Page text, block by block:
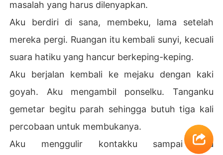
masalah yang harus dilenyapkan.
Aku berdiri di sana, membeku, lama setelah
mereka pergi. Ruangan itu kembali sunyi, kecuali
suara hatiku yang hancur berkeping-keping.
Aku berjalan kembali ke mejaku dengan kaki
goyah. Aku mengambil ponselku. Tanganku
gemetar begitu parah sehingga butuh tiga kali
percobaan untuk membukanya.
Aku menggulir kontakku sampai aku